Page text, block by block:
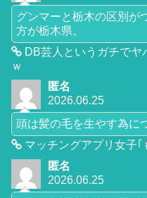
グンマーと栃木の区別が
方が栃木県。
DB芸人というガチでヤ
ｗ
匿名
2026.06.25
頭は髪の毛を生やす為に
マッチングアプリ女子
匿名
2026.06.25